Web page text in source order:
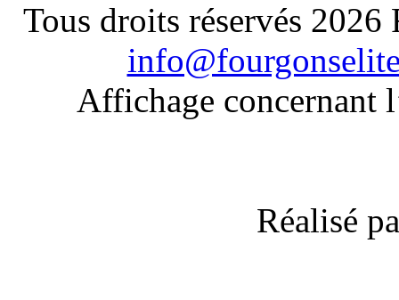
Tous droits réservés
Affichage concernant
Réalisé